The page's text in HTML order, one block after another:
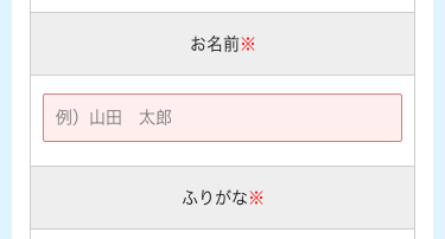
お名前※
ふりがな ※